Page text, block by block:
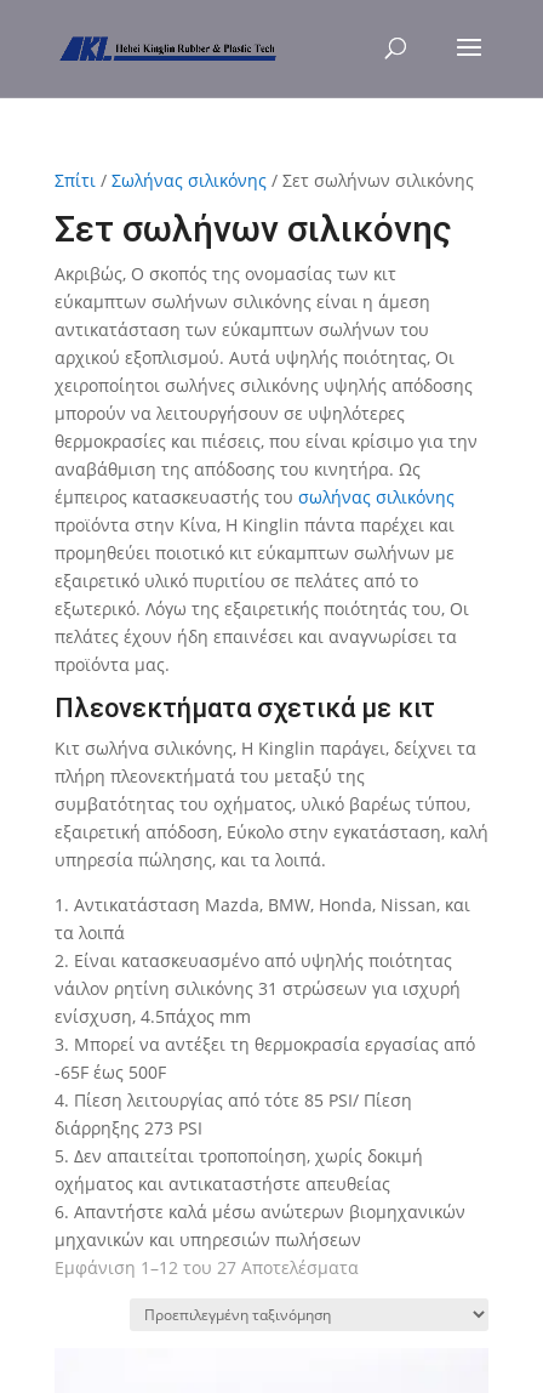
Σπίτι/ Σωλήνας σιλικόνης/ Σετ σωλήνων σιλικόνης
Σετ σωλήνων σιλικόνης
Ακριβώς, Ο σκοπός της ονομασίας των κιτ
εύκαμπτων σωλήνων σιλικόνης είναι η άμεση
αντικατάσταση των εύκαμπτων σωλήνων του
αρχικού εξοπλισμού. Αυτά υψηλής ποιότητας, Οι
χειροποίητοι σωλήνες σιλικόνης υψηλής απόδοσης
μπορούν να λειτουργήσουν σε υψηλότερες
θερμοκρασίες και πιέσεις, που είναι κρίσιμο για την
αναβάθμιση της απόδοσης του κινητήρα. Ως
έμπειρος κατασκευαστής του σωλήνας σιλικόνης
προϊόντα στην Κίνα, Η Kinglin πάντα παρέχει και
προμηθεύει ποιοτικό κιτ εύκαμπτων σωλήνων με
εξαιρετικό υλικό πυριτίου σε πελάτες από το
εξωτερικό. Λόγω της εξαιρετικής ποιότητάς του, Οι
πελάτες έχουν ήδη επαινέσει και αναγνωρίσει τα
προϊόντα μας.
Πλεονεκτήματα σχετικά με κιτ
Κιτ σωλήνα σιλικόνης, Η Kinglin παράγει, δείχνει τα
πλήρη πλεονεκτήματά του μεταξύ της
συμβατότητας του οχήματος, υλικό βαρέως τύπου,
εξαιρετική απόδοση, Εύκολο στην εγκατάσταση, καλή
υπηρεσία πώλησης, και τα λοιπά.
1. Αντικατάσταση Mazda, BMW, Honda, Nissan, και
τα λοιπά
2. Είναι κατασκευασμένο από υψηλής ποιότητας
νάιλον ρητίνη σιλικόνης 31 στρώσεων για ισχυρή
ενίσχυση, 4.5πάχος mm
3. Μπορεί να αντέξει τη θερμοκρασία εργασίας από
-65F έως 500F
4. Πίεση λειτουργίας από τότε 85 PSI/ Πίεση
διάρρηξης 273 PSI
5. Δεν απαιτείται τροποποίηση, χωρίς δοκιμή
οχήματος και αντικαταστήστε απευθείας
6. Απαντήστε καλά μέσω ανώτερων βιομηχανικών
μηχανικών και υπηρεσιών πωλήσεων
Εμφάνιση 1–12 του 27 Αποτελέσματα